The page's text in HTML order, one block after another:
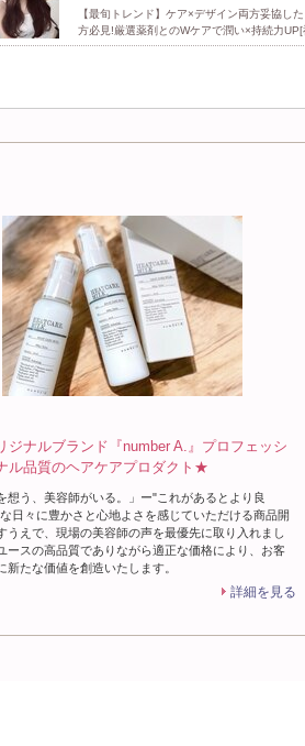
【最旬トレンド】ケア×デザイン両方妥協し
方必見!厳選薬剤とのWケアで潤い×持続力
ジナルブランド『number A.』プロフェッシ
ル品質のヘアケアプロダクト★
想う、美容師がいる。」ー"これがあるとより良
日々に豊かさと心地よさを感じていただける商品開
うえで、現場の美容師の声を最優先に取り入れまし
ースの高品質でありながら適正な価格により、お客
新たな価値を創造いたします。
詳細を見る